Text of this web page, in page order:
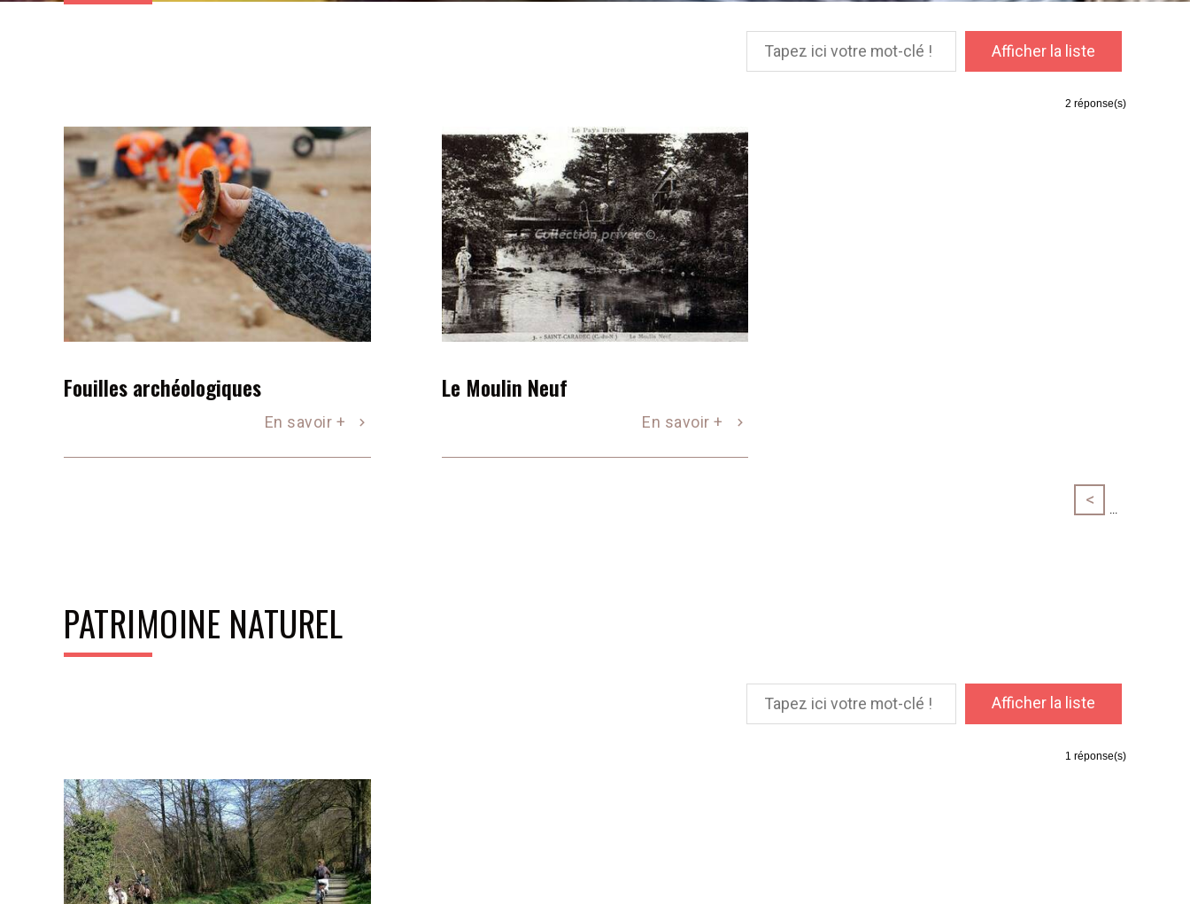
2 réponse(s)
Fouilles archéologiques
En savoir +
Le Moulin Neuf
En savoir +
<
PATRIMOINE NATUREL
1 réponse(s)